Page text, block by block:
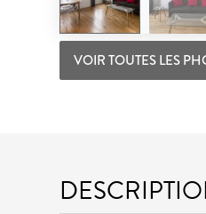
VOIR TOUTES LES